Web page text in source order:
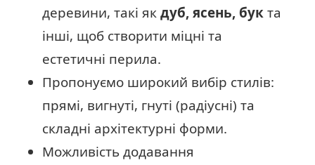
деревини, такі якдуб, ясень, букта
інші, щоб створити міцні та
естетичні перила.
Пропонуємо широкий вибір стилів:
прямі, вигнуті, гнуті (радіусні) та
складні архітектурні форми.
Можливість додавання